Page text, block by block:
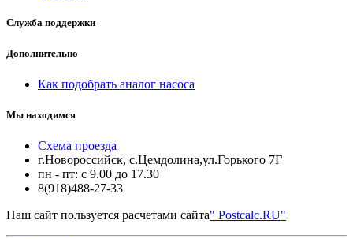
Служба поддержки
Дополнительно
Как подобрать аналог насоса
Мы находимся
Схема проезда
г.Новороссийск, с.Цемдолина,ул.Горького 7Г
пн - пт: с 9.00 до 17.30
8(918)488-27-33
Наш сайт пользуется расчетами сайта" Postcalc.RU"